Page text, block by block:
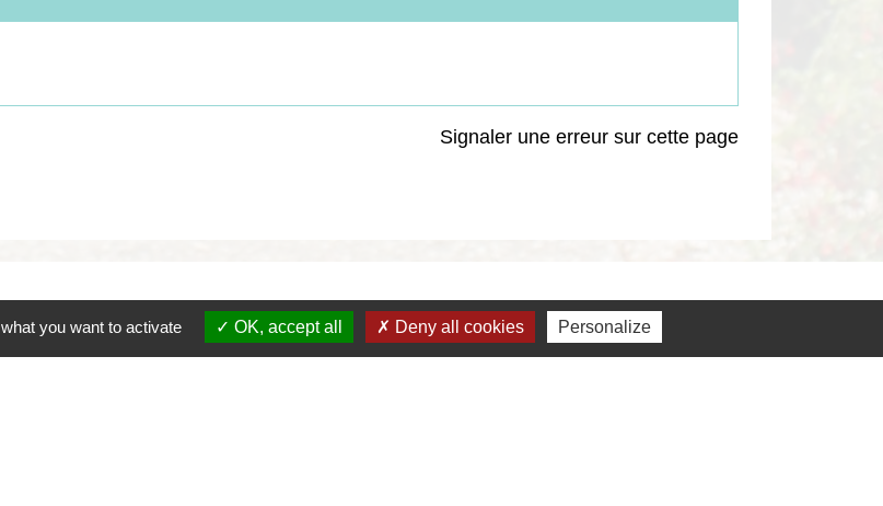
Signaler une erreur sur cette page
you want to activate OK, accept all Deny all cookies Personalize